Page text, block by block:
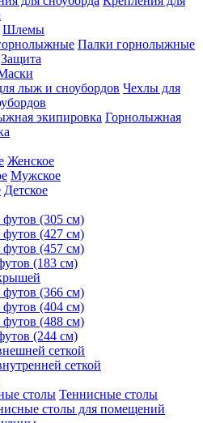
Шлемы
Палки горнолыжные
Защита
Чехлы для
Горнолыжная
Женское
Мужское
Детское
футов (305 см)
футов (427 см)
футов (457 см)
(183 см)
футов (366 см)
футов (404 см)
футов (488 см)
(244 см)
сеткой
сеткой
Теннисные столы
столы для помещений